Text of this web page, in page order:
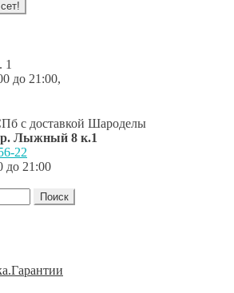
1
до 21:00,
с доставкой Шароделы
Лыжный 8 к.1
22
до 21:00
Поиск